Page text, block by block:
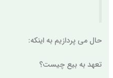
حال می پردازیم به اینکه:
تعهد به بیع چیست؟